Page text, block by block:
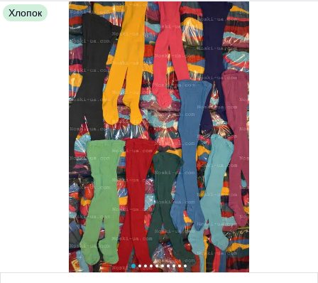
Хлопок